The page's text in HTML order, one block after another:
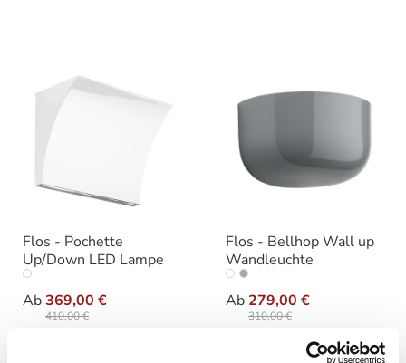
Flos - Pochette
Up/Down LED Lampe
Ab369,00 €
410,00 €
Varianten
Flos - Bellhop Wall up
Wandleuchte
Ab 279,00 €
310,00 €
Varianten